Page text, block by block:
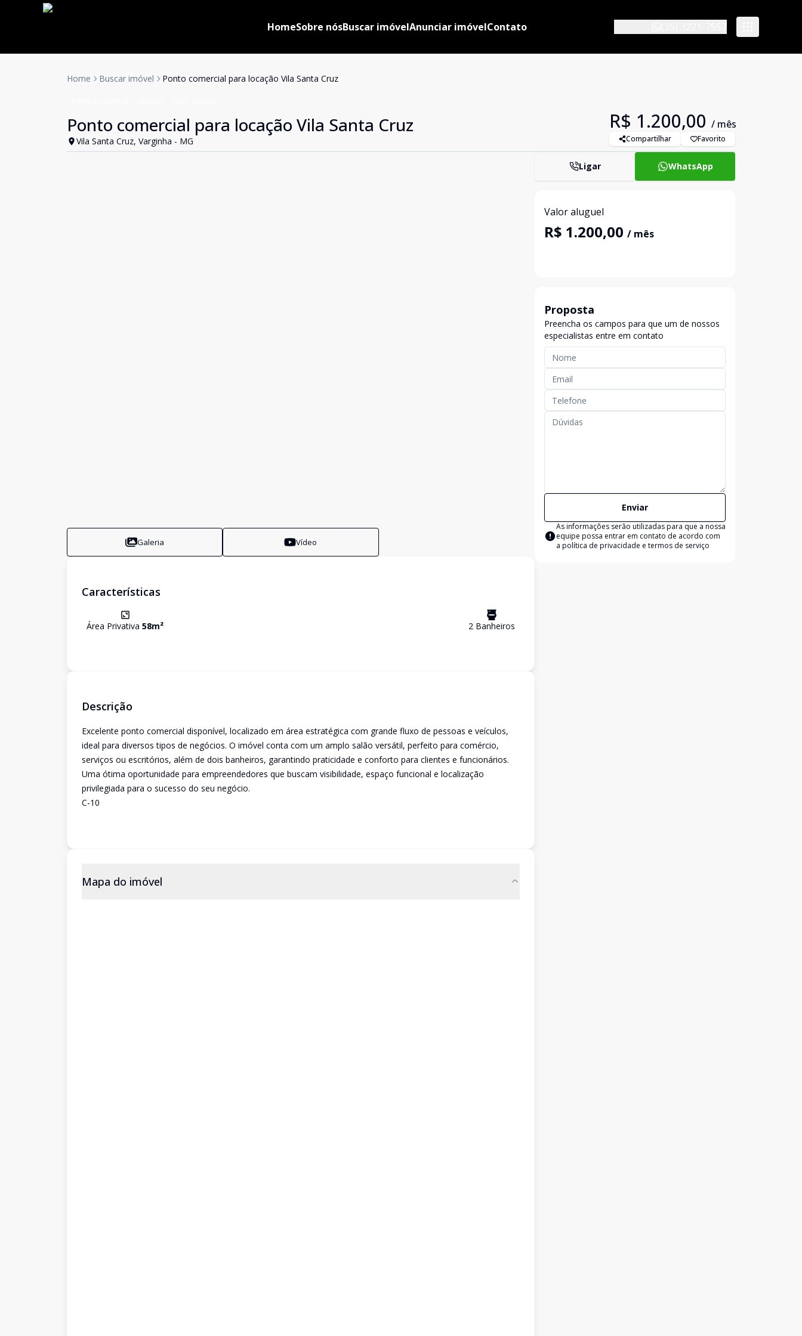
HomeSobre nósBuscar imóvelAnunciar imóvelContato
Home Buscar imóvel Ponto comercial para locação Vila Santa Cruz
Ponto comercial para locação Vila Santa Cruz
Vila Santa Cruz, Varginha - MG
R$ 1.200,00 / mês
Compartilhar Favorito
Galeria Vídeo
Características
Área Privativa 58m² 2 Banheiros
Descrição
Excelente ponto comercial disponível, localizado em área estratégica com grande fluxo de pessoas e veículos,
ideal para diversos tipos de negócios. O imóvel conta com um amplo salão versátil, perfeito para comércio,
serviços ou escritórios, além de dois banheiros, garantindo praticidade e conforto para clientes e funcionários.
Uma ótima oportunidade para empreendedores que buscam visibilidade, espaço funcional e localização
privilegiada para o sucesso do seu negócio.
C-10
Mapa do imóvel
Ligar WhatsApp
Valor aluguel
R$ 1.200,00 / mês
Proposta
Preencha os campos para que um de nossos
especialistas entre em contato
Enviar
As informações serão utilizadas para que a nossa
equipe possa entrar em contato de acordo com
a política de privacidade e termos de serviço